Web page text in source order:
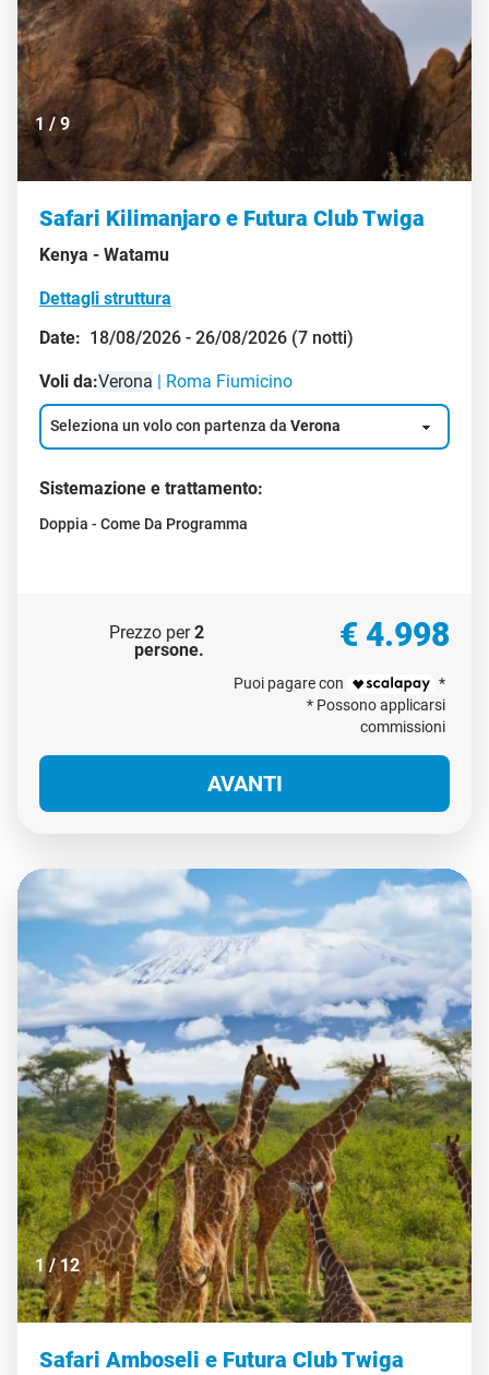
1 / 9
Safari Kilimanjaro e Futura Club Twiga
Kenya - Watamu
Dettagli struttura
Date: 18/08/2026 - 26/08/2026 (7 notti)
Voli da:Verona Roma Fiumicino
Seleziona un volo con partenza da Verona
Sistemazione e trattamento:
Doppia - Come Da Programma
Prezzo per2
persone. € 4.998
Puoi pagare con
*
* Possono applicarsi
commissioni
AVANTI
1/12
Safari Amboseli e Futura Club Twiga